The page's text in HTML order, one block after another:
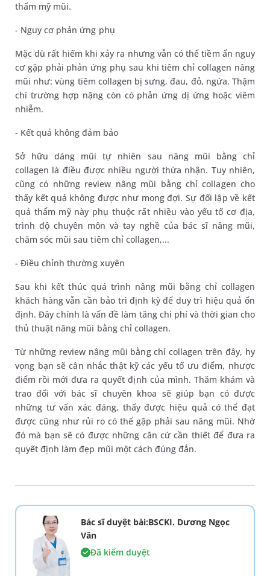
thẩm mỹ mũi.
- Nguy cơ phản ứng phụ
Mặc dù rất hiếm khi xảy ra nhưng vẫn có thể tiềm ẩn nguy
cơ gặp phải phản ứng phụ sau khi tiêm chỉ collagen nâng
mũi như: vùng tiêm collagen bị sưng, đau, đỏ, ngứa. Thậm
chí trường hợp nặng còn có phản ứng dị ứng hoặc viêm
nhiễm.
- Kết quả không đảm bảo
Sở hữu dáng mũi tự nhiên sau nâng mũi bằng chỉ
collagen là điều được nhiều người thừa nhận. Tuy nhiên,
cũng có những review nâng mũi bằng chỉ collagen cho
thấy kết quả không được như mong đợi. Sự đối lập về kết
quả thẩm mỹ này phụ thuộc rất nhiều vào yếu tố cơ địa,
trình độ chuyên môn và tay nghề của bác sĩ nâng mũi,
chăm sóc mũi sau tiêm chỉ collagen,...
- Điều chỉnh thường xuyên
Sau khi kết thúc quá trình nâng mũi bằng chỉ collagen
khách hàng vẫn cần bảo trì định kỳ để duy trì hiệu quả ổn
định. Đây chính là vấn đề làm tăng chi phí và thời gian cho
thủ thuật nâng mũi bằng chỉ collagen.
Từ những review nâng mũi bằng chỉ collagen trên đây, hy
vọng bạn sẽ cân nhắc thật kỹ các yếu tố ưu điểm, nhược
điểm rồi mới đưa ra quyết định của mình. Thăm khám và
trao đổi với bác sĩ chuyên khoa sẽ giúp bạn có được
những tư vấn xác đáng, thấy được hiệu quả có thể đạt
được cũng như rủi ro có thể gặp phải sau nâng mũi. Nhờ
đó mà bạn sẽ có được những căn cứ cần thiết để đưa ra
quyết định làm đẹp mũi một cách đúng đắn.
Bác sĩ duyệt bài:BSCKI. Dương Ngọc
Vân
Đã kiểm duyệt